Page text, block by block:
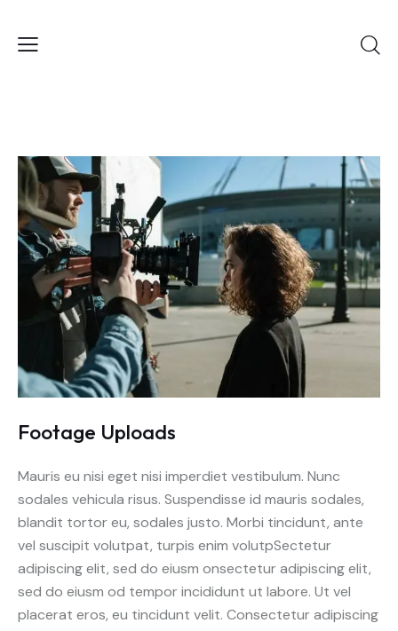
Footage Uploads
Mauris eu nisi eget nisi imperdiet vestibulum. Nunc
sodales vehicula risus. Suspendisse id mauris sodales,
blandit tortor eu, sodales justo. Morbi tincidunt, ante
vel suscipit volutpat, turpis enim volutpSectetur
adipiscing elit, sed do eiusm onsectetur adipiscing elit,
sed do eiusm od tempor incididunt ut labore. Ut vel
placerat eros, eu tincidunt velit. Consectetur adipiscing